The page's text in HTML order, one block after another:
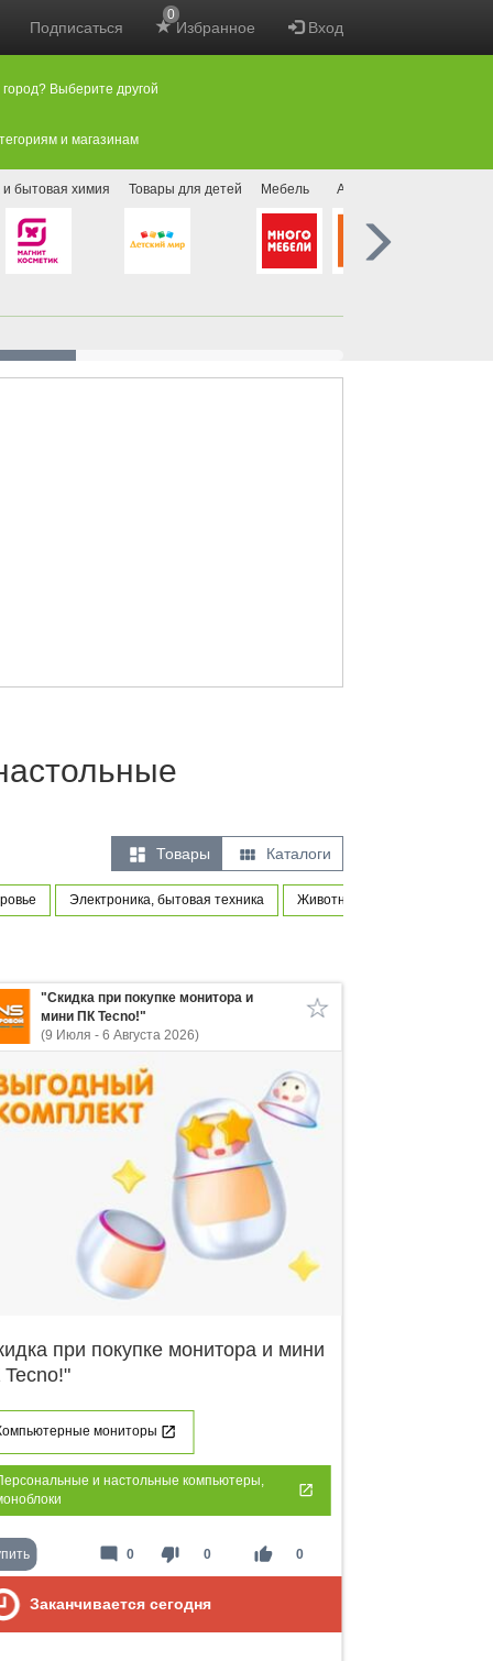
Подписаться Избранное
0
Вход
Выберите другой
и магазинам
и бытовая химия Товары для детей Мебель Аптеки
 Товары  Каталоги
Электроника, бытовая техника Животные и товары для
"Скидка при покупке монитора и
мини ПК Tecno!"
(9 Июля - 6 Августа 2026)
при покупке монитора и мини
мониторы
и настольные компьютеры,
thumb_down 0 thumb_up 0
mode_comment 0
Заканчивается сегодня